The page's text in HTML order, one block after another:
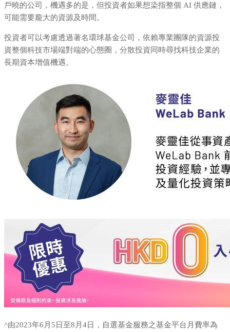
戶曉的公司，機遇多的是，但投資者如果想染指整個 AI 供應鏈，
可能需要龐大的資源及時間。
投資者可以考慮透過著名環球基金公司，依賴專業團隊的資源投
資整個科技市場端對端的心態圈，分散投資同時尋找科技企業的
長期資本增值機遇。
^由2023年6月5日至8月4日，自選基金服務之基金平台月費率為